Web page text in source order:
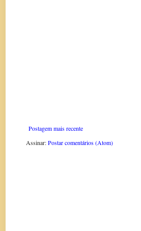
Postagem mais recente
Assinar:Postar comentários (Atom)